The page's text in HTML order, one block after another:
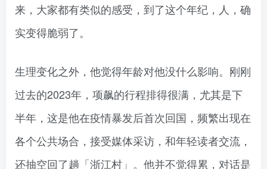
来，大家都有类似的感受，到了这个年纪，人，确
实变得脆弱了。
生理变化之外，他觉得年龄对他没什么影响。刚刚
过去的2023年，项飙的行程排得很满，尤其是下
半年，这是他在疫情暴发后首次回国，频繁出现在
各个公共场合，接受媒体采访，和年轻读者交流，
还抽空回了趟「浙江村」。他并不觉得累，对话是